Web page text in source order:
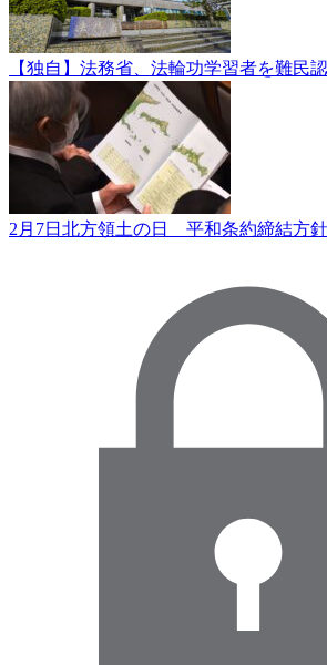
【独自】法務省、法輪功学習者を難民
2月7日北方領土の日 平和条約締結方